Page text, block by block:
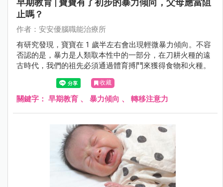
早期教育 | 寶寶有了初步的暴力傾向，父母應當阻
止嗎？
作者：安安優腦職能治療所
有研究發現，寶寶在 1 歲半左右會出現輕微暴力傾向。不容
否認的是，暴力是人類取本性中的一部分，在刀耕火種的遠
古時代，我們的祖先必須通過體育搏鬥來獲得食物和火種。
收藏
關鍵字： 早期教育 、 暴力傾向 、 轉移注意力